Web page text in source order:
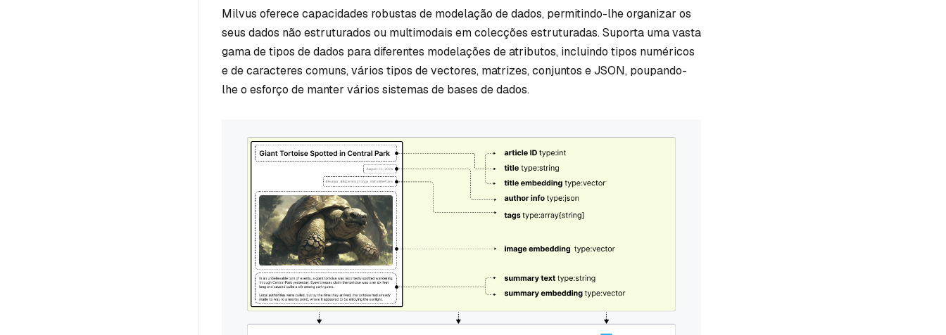
Milvus oferece capacidades robustas de modelação de dados, permitindo-lhe organizar os
seus dados não estruturados ou multimodais em colecções estruturadas. Suporta uma vasta
gama de tipos de dados para diferentes modelações de atributos, incluindo tipos numéricos
e de caracteres comuns, vários tipos de vectores, matrizes, conjuntos e JSON, poupando-
lhe o esforço de manter vários sistemas de bases de dados.